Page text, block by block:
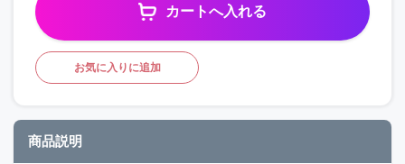
カートへ入れる
お気に入りに追加
商品説明